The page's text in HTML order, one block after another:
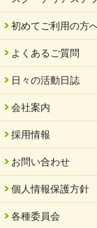
オンラインショ
2023/10/20
「可児の企業魅
2023/10/17
馬糞堆肥「馬の
2023/08/18
クラウドファン
yahooショッピ
2023/02/16
令和さくら高等
初めてご利用の方
よくあるご質問
日々の活動日誌
会社案内
採用情報
お問い合わせ
個人情報保護方針
各種委員会